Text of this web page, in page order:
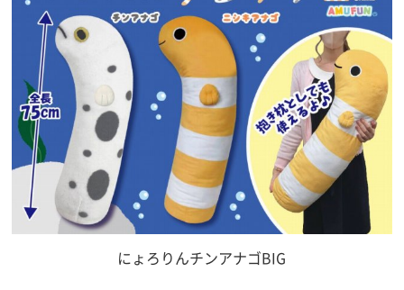
にょろりんチンアナゴBIG